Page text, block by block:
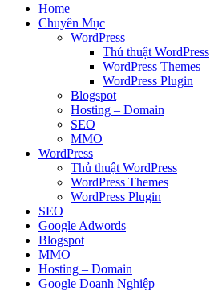
Home
Chuyên Mục
WordPress
Thủ thuật WordPress
WordPress Themes
WordPress Plugin
Blogspot
Hosting – Domain
SEO
MMO
WordPress
Thủ thuật WordPress
WordPress Themes
WordPress Plugin
SEO
Google Adwords
Blogspot
MMO
Hosting – Domain
Google Doanh Nghiệp